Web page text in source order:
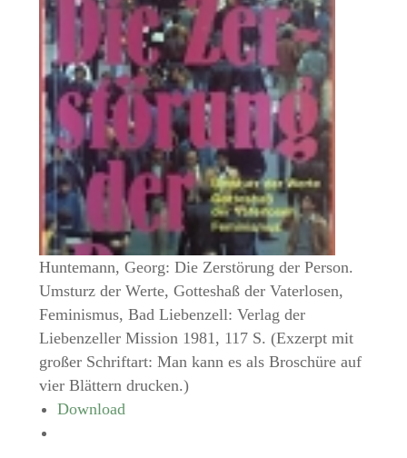
Huntemann, Georg: Die Zerstörung der Person.
Umsturz der Werte, Gotteshaß der Vaterlosen,
Feminismus, Bad Liebenzell: Verlag der
Liebenzeller Mission 1981, 117 S. (Exzerpt mit
großer Schriftart: Man kann es als Broschüre auf
vier Blättern drucken.)
Download